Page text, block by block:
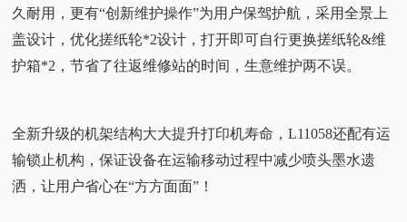
久耐用，更有“创新维护操作”为用户保驾护航，采用全景上
盖设计，优化搓纸轮*2设计，打开即可自行更换搓纸轮&维
护箱*2，节省了往返维修站的时间，生意维护两不误。
全新升级的机架结构大大提升打印机寿命，L11058还配有运
输锁止机构，保证设备在运输移动过程中减少喷头墨水遗
洒，让用户省心在“方方面面”！